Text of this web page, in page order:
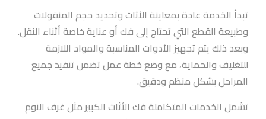
تبدأ الخدمة عادة بمعاينة الأثاث وتحديد حجم المنقولات
وطبيعة القطع التي تحتاج إلى فك أو عناية خاصة أثناء النقل.
وبعد ذلك يتم تجهيز الأدوات المناسبة والمواد اللازمة
للتغليف والحماية، مع وضع خطة عمل تضمن تنفيذ جميع
المراحل بشكل منظم ودقيق.
تشمل الخدمات المتكاملة فك الأثاث الكبير مثل غرف النوم